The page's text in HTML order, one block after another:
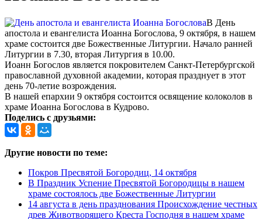
В День
апостола и евангелиста Иоанна Богослова, 9 октября, в нашем
храме состоится две Божественные Литургии. Начало ранней
Литургии в 7.30, вторая Литургия в 10.00.
Иоанн Богослов является покровителем Санкт-Петербургской
православной духовной академии, которая празднует в этот
день 70-летие возрождения.
В нашей епархии 9 октября состоится освящение колоколов в
храме Иоанна Богослова в Кудрово.
Поделись с друзьями:
Другие новости по теме:
Покров Пресвятой Богородиц, 14 октября
В Праздник Успение Пресвятой Богородицы в нашем
храме состоялось две Божественные Литургии
14 августа в день празднования Происхождение честных
древ Животворящего Креста Господня в нашем храме